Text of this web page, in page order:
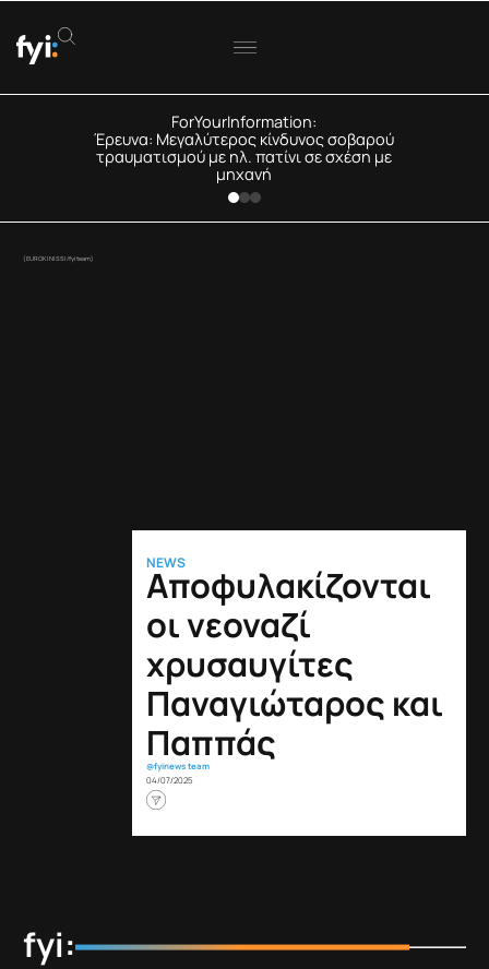
ForYourInformation:
Έρευνα: Μεγαλύτερος κίνδυνος σοβαρού
τραυματισμού με ηλ. πατίνι σε σχέση με
μηχανή
(EUROKINISSI/fyiteam)
NEWS
Αποφυλακίζονται
οι νεοναζί
χρυσαυγίτες
Παναγιώταρος και
Παππάς
@fyinews team
04/07/2025
fyi: